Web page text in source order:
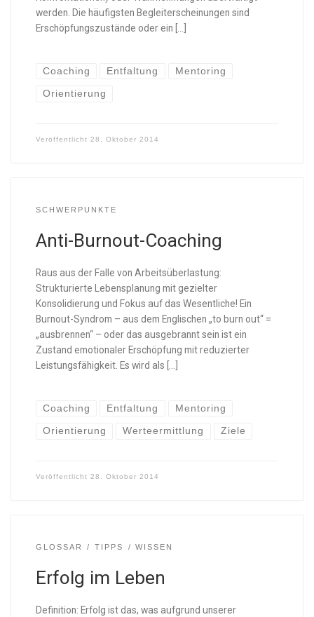
werden. Die häufigsten Begleiterscheinungen sind
Erschöpfungszustände oder ein […]
Coaching Entfaltung Mentoring
Orientierung
Veröffentlicht 28. Oktober 2014
SCHWERPUNKTE
Anti-Burnout-Coaching
Raus aus der Falle von Arbeitsüberlastung:
Strukturierte Lebensplanung mit gezielter
Konsolidierung und Fokus auf das Wesentliche! Ein
Burnout-Syndrom – aus dem Englischen „to burn out“ =
„ausbrennen“ – oder das ausgebrannt sein ist ein
Zustand emotionaler Erschöpfung mit reduzierter
Leistungsfähigkeit. Es wird als […]
Coaching Entfaltung Mentoring
Orientierung Werteermittlung Ziele
Veröffentlicht 28. Oktober 2014
GLOSSAR TIPPS WISSEN
Erfolg im Leben
Definition: Erfolg ist das, was aufgrund unserer